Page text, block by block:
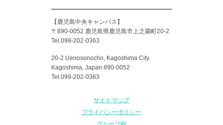
【鹿児島中央キャンパス】
〒890-0052 鹿児島県鹿児島市上之園町20-2
Tel.099-202-0363
20-2 Uenosonocho, Kagoshima City.
Kagoshima, Japan 890-0052
Tel.099-202-0363
サイトマップ
プライバシーポリシー